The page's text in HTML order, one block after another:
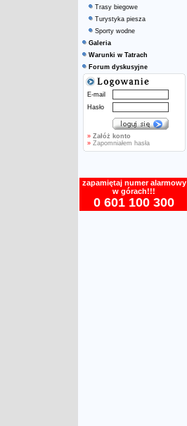
Trasy biegowe
Turystyka piesza
Sporty wodne
Galeria
Warunki w Tatrach
Forum dyskusyjne
E-mail
Hasło
» Załóż konto
»Zapomniałem hasła
zapamiętaj numer alarmowy
w górach!!!
0 601 100 300